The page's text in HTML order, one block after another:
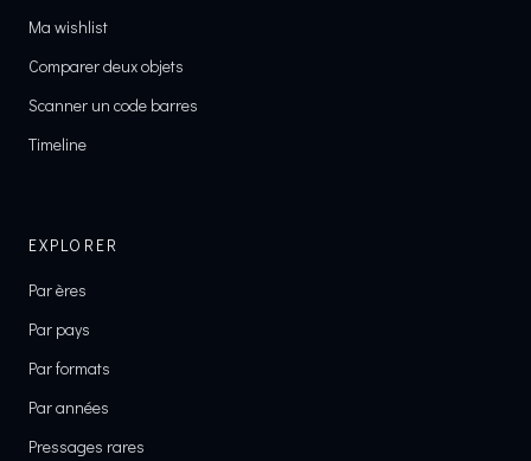
Ma wishlist
Comparer deux objets
Scanner un code barres
Timeline
EXPLORER
Par ères
Par pays
Par formats
Par années
Pressages rares